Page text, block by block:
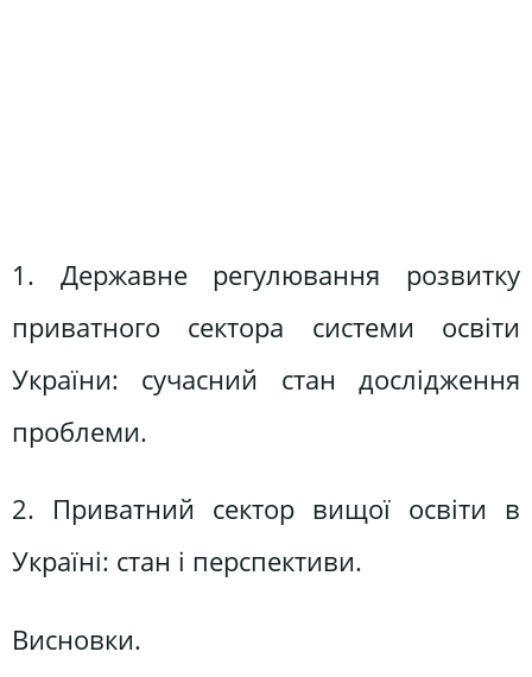
1. Державне регулювання розвитку
приватного сектора системи освіти
України: сучасний стан дослідження
проблеми.
2. Приватний сектор вищої освіти в
Україні: стан і перспективи.
Висновки.